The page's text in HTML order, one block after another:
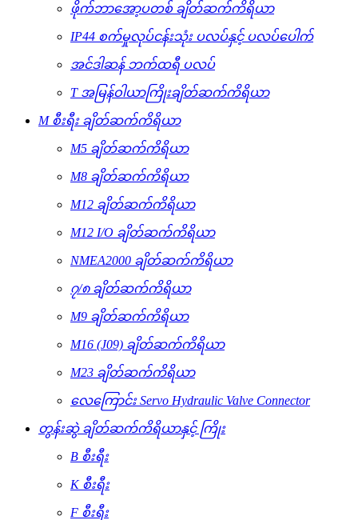
ဖိုက်ဘာအော့ပတစ် ချိတ်ဆက်ကိရိယာ
IP44 စက်မှုလုပ်ငန်းသုံး ပလပ်နှင့် ပလပ်ပေါက်
အင်ဒါဆန် ဘက်ထရီ ပလပ်
T အမြန်ဝါယာကြိုးချိတ်ဆက်ကိရိယာ
M စီးရီး ချိတ်ဆက်ကိရိယာ
M5 ချိတ်ဆက်ကိရိယာ
M8 ချိတ်ဆက်ကိရိယာ
M12 ချိတ်ဆက်ကိရိယာ
M12 I/O ချိတ်ဆက်ကိရိယာ
NMEA2000 ချိတ်ဆက်ကိရိယာ
၇/၈ ချိတ်ဆက်ကိရိယာ
M9 ချိတ်ဆက်ကိရိယာ
M16 (J09) ချိတ်ဆက်ကိရိယာ
M23 ချိတ်ဆက်ကိရိယာ
လေကြောင်း Servo Hydraulic Valve Connector
တွန်းဆွဲ ချိတ်ဆက်ကိရိယာနှင့် ကြိုး
B စီးရီး
K စီးရီး
F စီးရီး